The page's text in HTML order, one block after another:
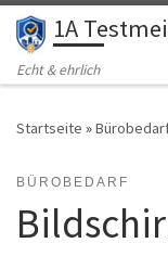
Zum Inhalt springen
1A
Echt & ehrlich
Startseite »
BÜROBEDARF